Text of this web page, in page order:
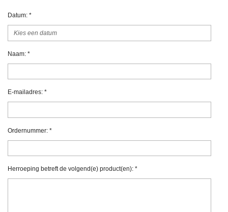
Datum: *
Naam: *
E-mailadres: *
Ordernummer: *
Herroeping betreft de volgend(e) product(en): *